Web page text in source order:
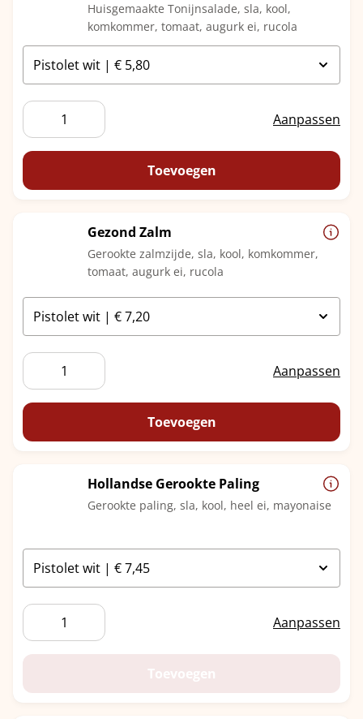
Huisgemaakte Tonijnsalade, sla, kool,
komkommer, tomaat, augurk ei, rucola
Gezond
Tonijnsalade
(huisgemaakt)
Aanpassen
Toevoegen
Gezond Zalm
Gerookte zalmzijde, sla, kool, komkommer,
tomaat, augurk ei, rucola
Gezond
Zalm
aantal
Aanpassen
Toevoegen
Hollandse Gerookte Paling
Gerookte paling, sla, kool, heel ei, mayonaise
Hollandse
Gerookte
Aanpassen